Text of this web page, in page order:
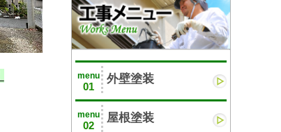
menu
01
外壁塗装
menu
02
屋根塗装